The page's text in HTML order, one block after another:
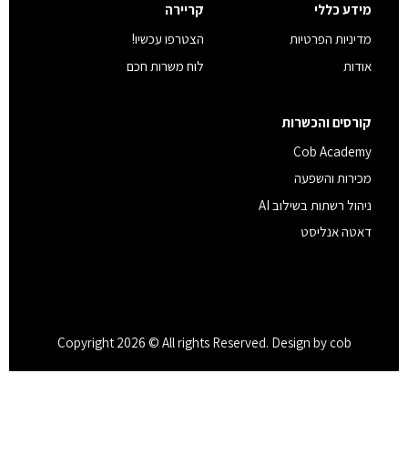
מידע כללי
מדיניות הפרטיות
אודות
קריירה
הצטרפו עכשיו!
לוח משרות חכם
קורסים והכשרות
Cob Academy
מכירות והשפעה
ניהול רשתות בשילוב AI
דאטה אנליסט
Copyright 2026 © All rights Reserved. Design by cob